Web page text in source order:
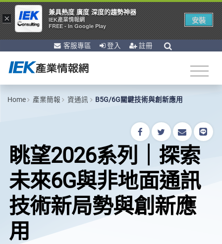
客服專區 登入 註冊
Home 產業簡報 資通訊 B5G/6G關鍵技術與創新應用
眺望2026系列｜探索
未來6G與非地面通訊
技術新局勢與創新應
用
×
兼具熱度 廣度 深度的趨勢神器
IEK產業情報網
FREE - In Google Play
安裝